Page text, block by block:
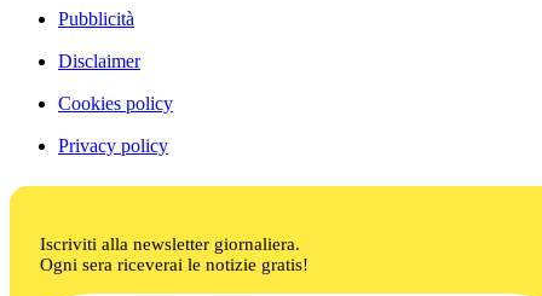
Pubblicità
Disclaimer
Cookies policy
Privacy policy
Iscriviti alla newsletter giornaliera.
Ogni sera riceverai le notizie gratis!